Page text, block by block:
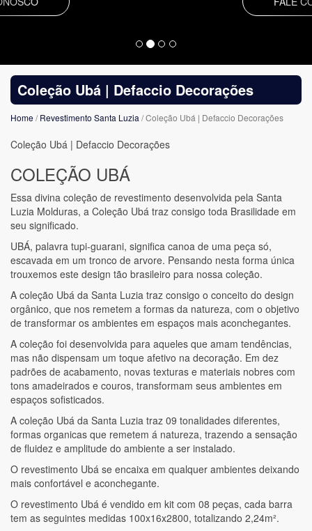
Coleção Ubá | Defaccio Decorações
Home/Revestimento Santa Luzia / Coleção Ubá | Defaccio Decorações
Coleção Ubá | Defaccio Decorações
COLEÇÃO UBÁ
Essa divina coleção de revestimento desenvolvida pela Santa
Luzia Molduras, a Coleção Ubá traz consigo toda Brasilidade em
seu significado.
UBÁ, palavra tupi-guarani, significa canoa de uma peça só,
escavada em um tronco de arvore. Pensando nesta forma única
trouxemos este design tão brasileiro para nossa coleção.
A coleção Ubá da Santa Luzia traz consigo o conceito do design
orgânico, que nos remetem a formas da natureza, com o objetivo
de transformar os ambientes em espaços mais aconchegantes.
A coleção foi desenvolvida para aqueles que amam tendências,
mas não dispensam um toque afetivo na decoração. Em dez
padrões de acabamento, novas texturas e materiais nobres com
tons amadeirados e couros, transformam seus ambientes em
espaços sofisticados.
A coleção Ubá da Santa Luzia traz 09 tonalidades diferentes,
formas organicas que remetem á natureza, trazendo a sensação
de fluidez e amplitude do ambiente a ser instalado.
O revestimento Ubá se encaixa em qualquer ambientes deixando
mais confortável e aconchegante.
O revestimento Ubá é vendido em kit com 08 peças, cada barra
tem as seguintes medidas 100x16x2800, totalizando 2,24m².